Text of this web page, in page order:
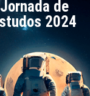
Jornada de
2024